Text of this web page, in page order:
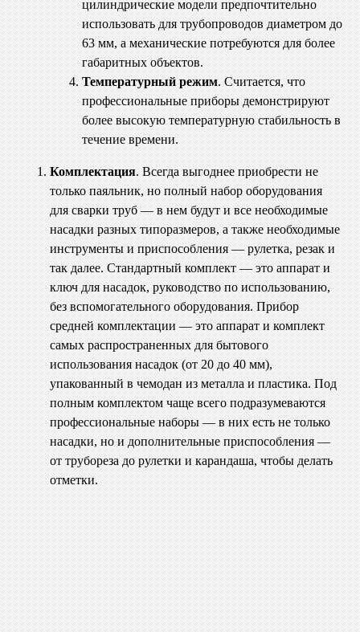
цилиндрические модели предпочтительно
использовать для трубопроводов диаметром до
63 мм, а механические потребуются для более
габаритных объектов.
Температурный режим. Считается, что
профессиональные приборы демонстрируют
более высокую температурную стабильность в
течение времени.
Комплектация. Всегда выгоднее приобрести не
только паяльник, но полный набор оборудования
для сварки труб — в нем будут и все необходимые
насадки разных типоразмеров, а также необходимые
инструменты и приспособления — рулетка, резак и
так далее. Стандартный комплект — это аппарат и
ключ для насадок, руководство по использованию,
без вспомогательного оборудования. Прибор
средней комплектации — это аппарат и комплект
самых распространенных для бытового
использования насадок (от 20 до 40 мм),
упакованный в чемодан из металла и пластика. Под
полным комплектом чаще всего подразумеваются
профессиональные наборы — в них есть не только
насадки, но и дополнительные приспособления —
от трубореза до рулетки и карандаша, чтобы делать
отметки.